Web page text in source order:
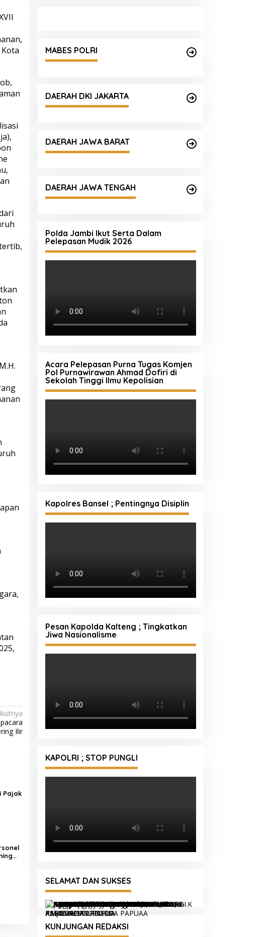
Ilir
Pajak
MABES POLRI
DAERAH DKI JAKARTA
DAERAH JAWA BARAT
DAERAH JAWA TENGAH
Polda Jambi Ikut Serta Dalam
Pelepasan Mudik 2026
Acara Pelepasan Purna Tugas Komjen
Pol Purnawirawan Ahmad Dofiri di
Sekolah Tinggi Ilmu Kepolisian
Kapolres Bansel ; Pentingnya Disiplin
Pesan Kapolda Kalteng ; Tingkatkan
Jiwa Nasionalisme
KAPOLRI ; STOP PUNGLI
SELAMAT DAN SUKSES
KUNJUNGAN REDAKSI